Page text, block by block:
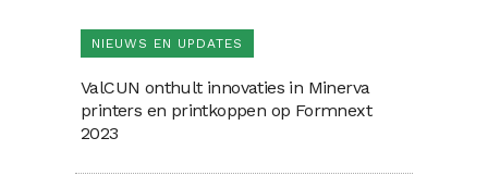
NIEUWS EN UPDATES
ValCUN onthult innovaties in Minerva
printers en printkoppen op Formnext
2023